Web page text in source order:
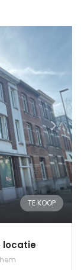
TE KOOP
locatie